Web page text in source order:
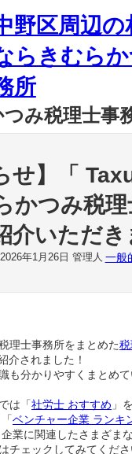
野区周辺の
らきむら
所
み税理士事
せ】「
かつみ税理
介いただき
2026年1月26日 管理人 一般
理士事務所をまとめた
介されました！
も分かりやすくまとめ
は「社労士 おすすめ 」
「ベンチャー企業 ランキ
企業に関連したさまざま
チェックしてみてくださ